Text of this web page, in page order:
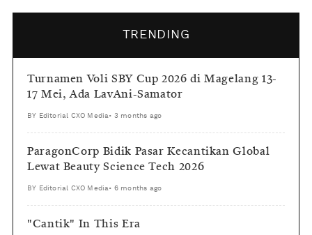
TRENDING
Turnamen Voli SBY Cup 2026 di Magelang 13-
17 Mei, Ada LavAni-Samator
BY Editorial CXO Media• 3 months ago
ParagonCorp Bidik Pasar Kecantikan Global
Lewat Beauty Science Tech 2026
BY Editorial CXO Media• 6 months ago
"Cantik" In This Era